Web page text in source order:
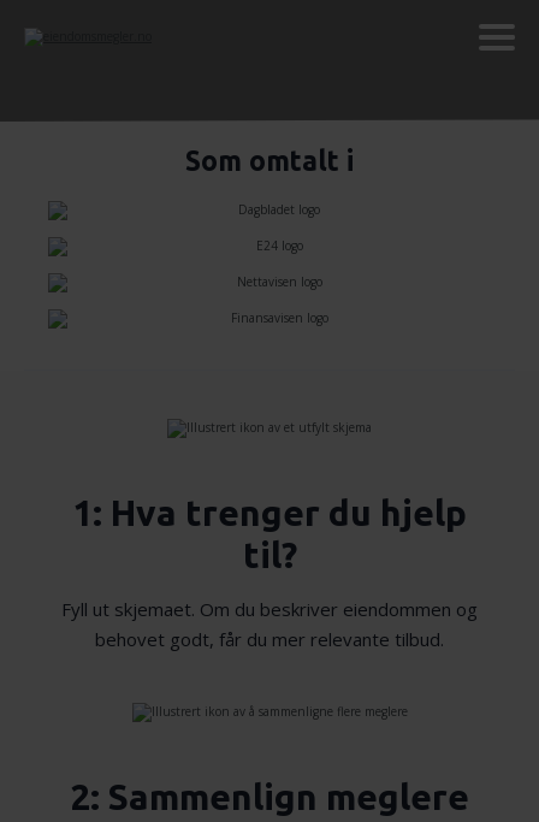
Som omtalt i
1: Hva trenger du hjelp
til?
Fyll ut skjemaet. Om du beskriver eiendommen og
behovet godt, får du mer relevante tilbud.
2: Sammenlign meglere